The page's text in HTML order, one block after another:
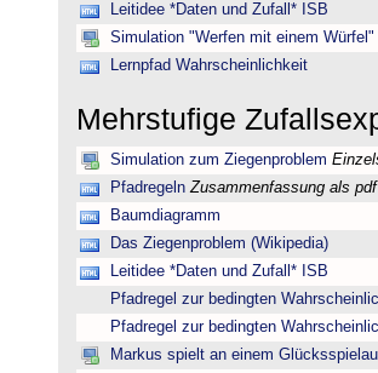
Leitidee *Daten und Zufall* ISB
Simulation "Werfen mit einem Würfel"
Lernpfad Wahrscheinlichkeit
Mehrstufige
Simulation zum Ziegenproblem
Pfadregeln Zusammenfassung als pdf
Baumdiagramm
Das Ziegenproblem (Wikipedia)
Leitidee *Daten und Zufall* ISB
Pfadregel zur bedingten
Pfadregel zur bedingten
Markus spielt an einem